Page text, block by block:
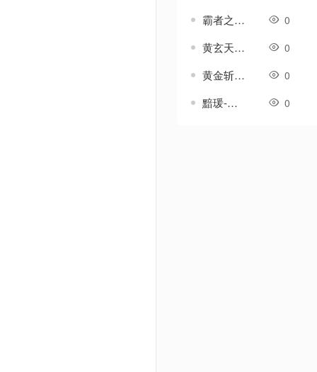
霸者之刃-传奇武器素材 0
黄玄天-传奇武器素材 0
黄金斩-传奇武器素材 0
黯瑗-传奇武器素材 0